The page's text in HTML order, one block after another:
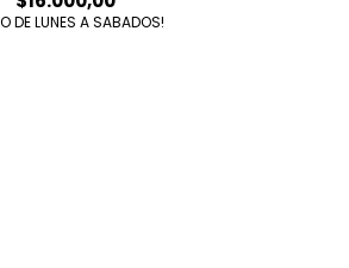
DE LUNES A SABADOS!